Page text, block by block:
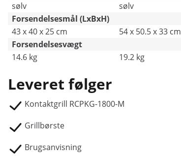
sølv
sølv
Forsendelsesmål (LxBxH)
43 x 40 x 25 cm
54 x 50.5 x 33 cm
Forsendelsesvægt
14.6 kg
19.2 kg
Leveret følger
Kontaktgrill RCPKG-1800-M
Grillbørste
Brugsanvisning